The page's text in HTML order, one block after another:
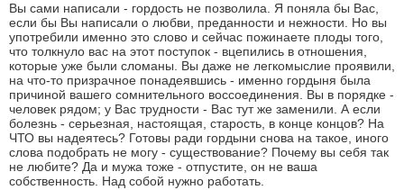
Вы сами написали - гордость не позволила. Я поняла бы Вас,
если бы Вы написали о любви, преданности и нежности. Но вы
употребили именно это слово и сейчас пожинаете плоды того,
что толкнуло вас на этот поступок - вцепились в отношения,
которые уже были сломаны. Вы даже не легкомыслие проявили,
на что-то призрачное понадеявшись - именно гордыня была
причиной вашего сомнительного воссоединения. Вы в порядке -
человек рядом; у Вас трудности - Вас тут же заменили. А если
болезнь - серьезная, настоящая, старость, в конце концов? На
ЧТО вы надеятесь? Готовы ради гордыни снова на такое, иного
слова подобрать не могу - существование? Почему вы себя так
не любите? Да и мужа тоже - отпустите, он не ваша
собственность. Над собой нужно работать.